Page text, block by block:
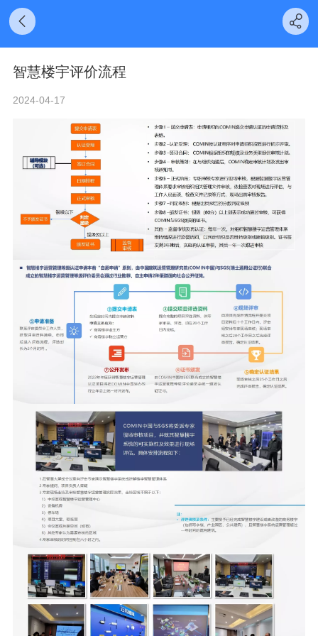
智慧楼宇评价流程
2024-04-17